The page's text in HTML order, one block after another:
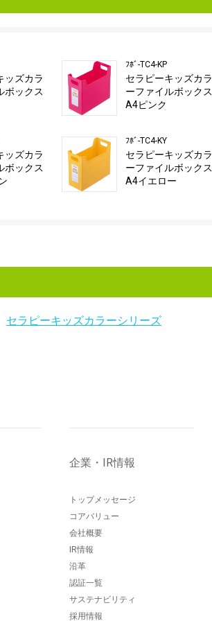
ッズカラ
ボックス
ッズカラ
ボックス
ﾌﾎﾞ-TC4-KP
セラピーキッズカラ
ーファイルボックス
A4ピンク
ﾌﾎﾞ-TC4-KY
セラピーキッズカラ
ーファイルボックス
A4イエロー
セラピーキッズカラーシリーズ
企業・IR情報
トップメッセージ
コアバリュー
会社概要
IR情報
沿革
認証一覧
サステナビリティ
採用情報